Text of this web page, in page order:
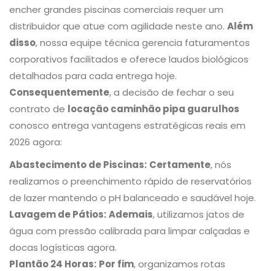
encher grandes piscinas comerciais requer um
distribuidor que atue com agilidade neste ano. Além
disso, nossa equipe técnica gerencia faturamentos
corporativos facilitados e oferece laudos biológicos
detalhados para cada entrega hoje.
Consequentemente, a decisão de fechar o seu
contrato de locação caminhão pipa guarulhos
conosco entrega vantagens estratégicas reais em
2026 agora:
Abastecimento de Piscinas: Certamente, nós
realizamos o preenchimento rápido de reservatórios
de lazer mantendo o pH balanceado e saudável hoje.
Lavagem de Pátios:Ademais, utilizamos jatos de
água com pressão calibrada para limpar calçadas e
docas logísticas agora.
Plantão 24 Horas: Por fim, organizamos rotas